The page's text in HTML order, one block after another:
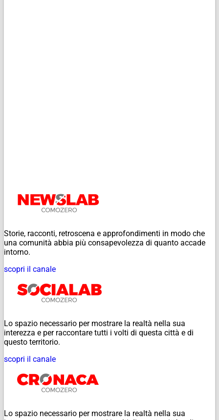
Storie, racconti, retroscena e approfondimenti in modo che
una comunità abbia più consapevolezza di quanto accade
intorno.
scopri il canale
Lo spazio necessario per mostrare la realtà nella sua
interezza e per raccontare tutti i volti di questa città e di
questo territorio.
scopri il canale
Lo spazio necessario per mostrare la realtà nella sua